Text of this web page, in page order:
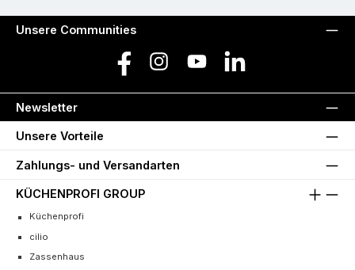
Unsere Communities
Facebook Instagram YouTube LinkedIn
Newsletter
Unsere Vorteile
Zahlungs- und Versandarten
KÜCHENPROFI GROUP
Küchenprofi
cilio
Zassenhaus